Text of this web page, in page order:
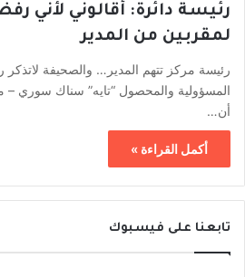
رئيسة دائرة: أقالوني
لمقربين من المدير
رئيسة مركز تتهم المدير… والصحيفة
المسؤولية والمحصول “تايه” سناك سوري –
أن…
أكمل القراءة »
تابعنا على فيسبوك